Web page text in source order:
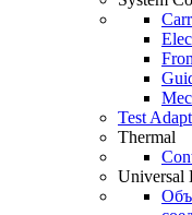
Test
Thermal
Universal